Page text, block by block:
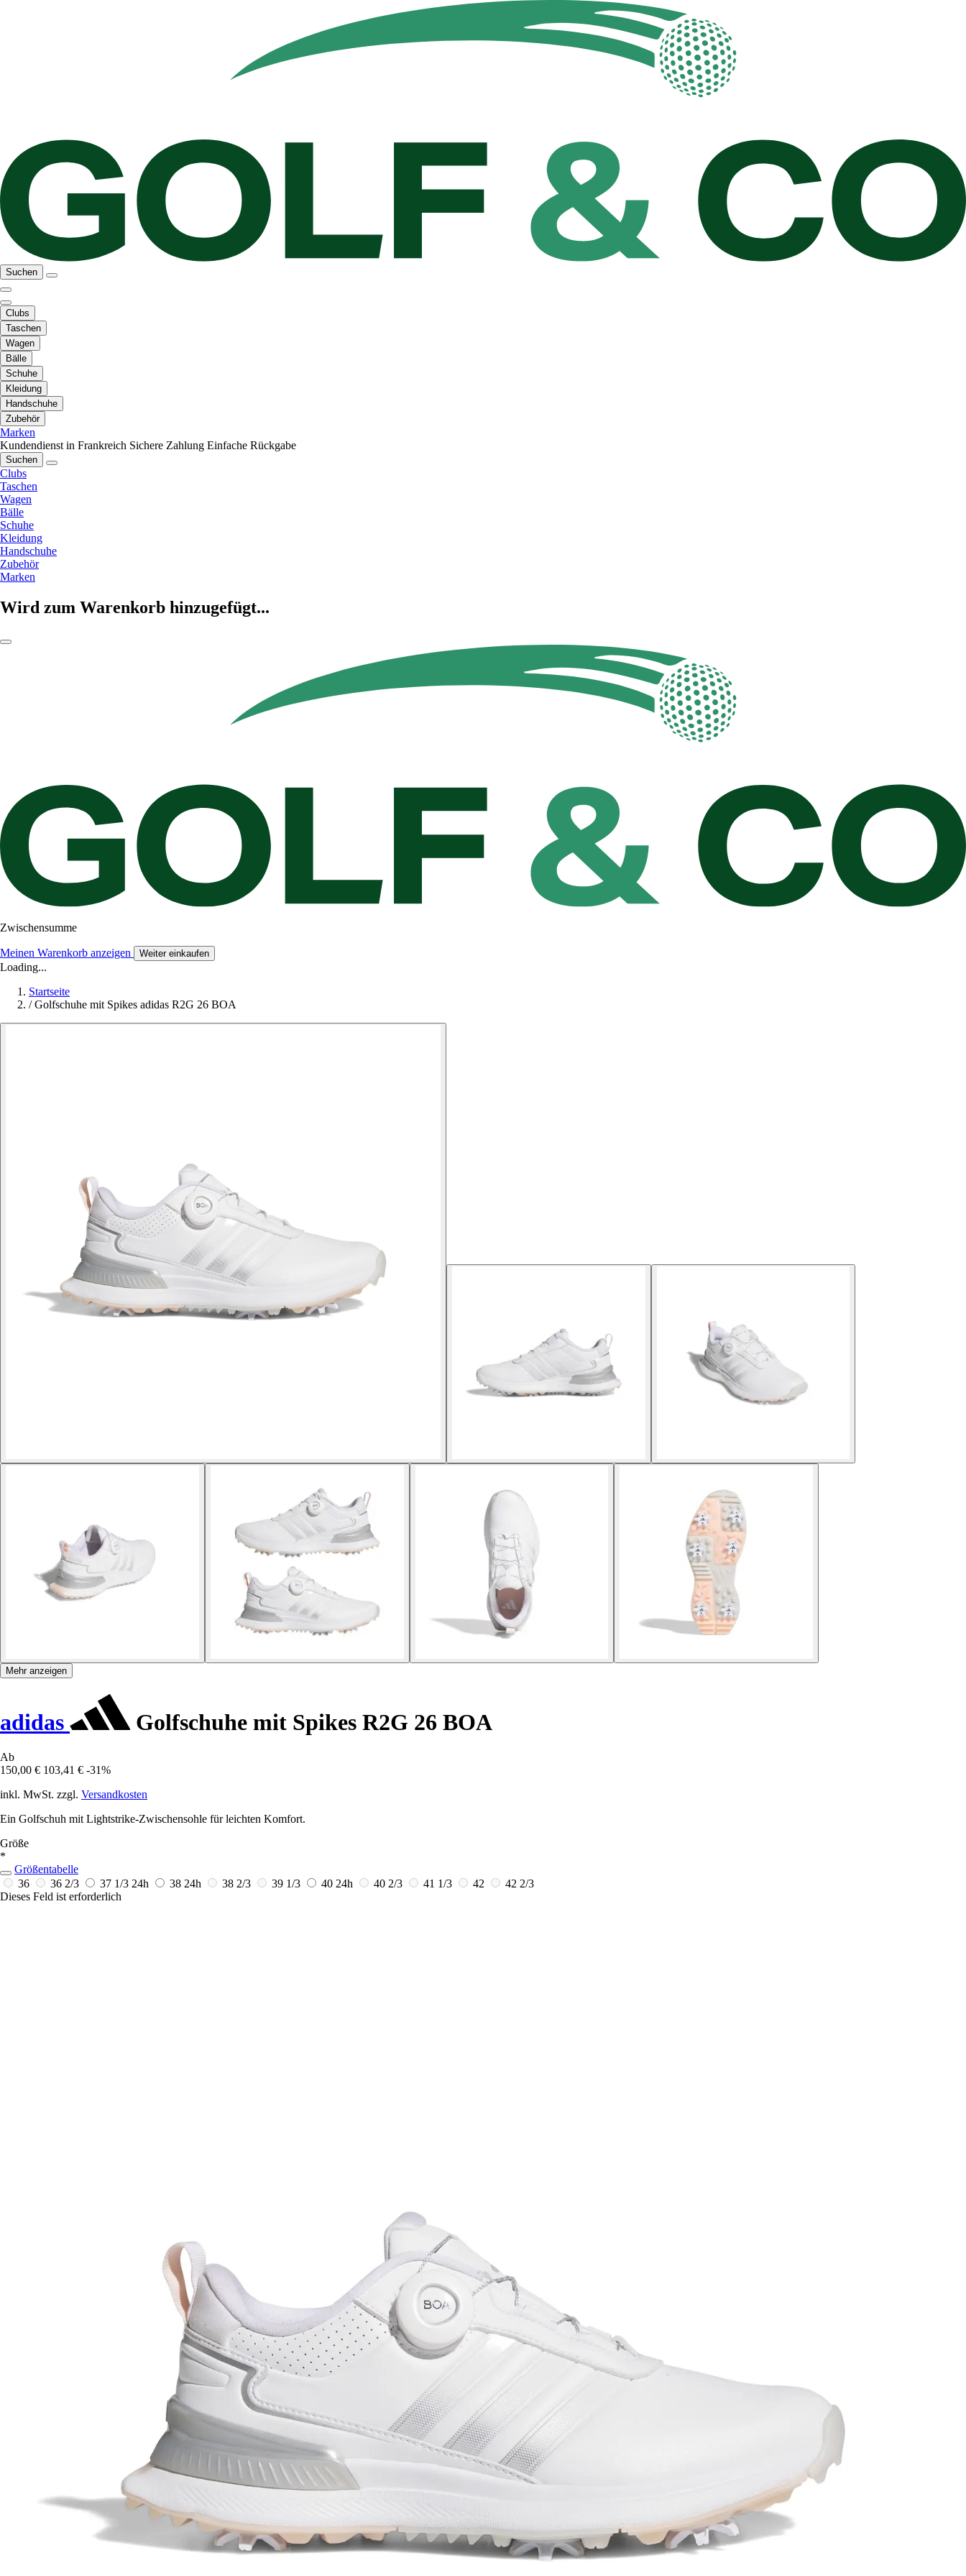
Suchen
Clubs
Taschen
Wagen
Bälle
Schuhe
Kleidung
Handschuhe
Zubehör
Marken
Kundendienst in Frankreich Sichere Zahlung Einfache Rückgabe
Suchen
Clubs
Taschen
Wagen
Bälle
Schuhe
Kleidung
Handschuhe
Zubehör
Marken
Wird zum Warenkorb hinzugefügt...
Zwischensumme
Meinen Warenkorb anzeigen Weiter einkaufen
Loading...
Startseite
/ Golfschuhe mit Spikes adidas R2G 26 BOA
Mehr anzeigen
adidas Golfschuhe mit Spikes R2G 26 BOA
Ab
150,00 € 103,41 € -31%
inkl. MwSt. zzgl. Versandkosten
Ein Golfschuh mit Lightstrike-Zwischensohle für leichten Komfort.
Größe
*
Größentabelle
36
36 2/3 37 1/3 24h 38 24h 38 2/3 39 1/3 40 24h 40 2/3 41 1/3 42
42 2/3
Dieses Feld ist erforderlich